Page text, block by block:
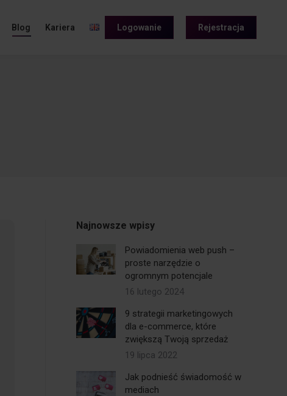
Blog Kariera Logowanie Rejestracja
Najnowsze wpisy
Powiadomienia web push –
proste narzędzie o
ogromnym potencjale
16 lutego 2024
9 strategii marketingowych
dla e-commerce, które
zwiększą Twoją sprzedaż
19 lipca 2022
Jak podnieść świadomość w
mediach